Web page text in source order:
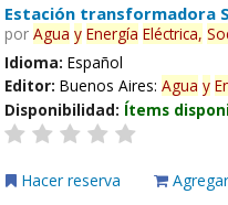
Estación transformadora
porAgua y Energía Eléctrica,
Idioma:Español
Editor:Buenos Aires:Agua y
Disponibilidad: Ítems
Hacer reserva